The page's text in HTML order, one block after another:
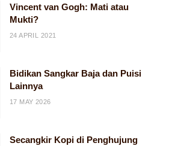
Vincent van Gogh: Mati atau
Mukti?
24 APRIL 2021
Bidikan Sangkar Baja dan Puisi
Lainnya
17 MAY 2026
Secangkir Kopi di Penghujung